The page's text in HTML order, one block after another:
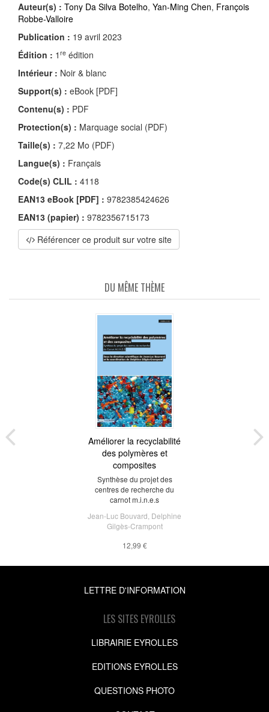
Auteur(s) : Tony Da Silva Botelho, Yan-Ming Chen, François
Robbe-Valloire
Publication : 19 avril 2023
Édition : 1 re édition
Intérieur : Noir & blanc
Support(s) : eBook [PDF]
Contenu(s) : PDF
Protection(s) : Marquage social (PDF)
Taille(s) : 7,22 Mo (PDF)
Langue(s) : Français
Code(s) CLIL : 4118
EAN13 eBook [PDF] : 9782385424626
EAN13 (papier) : 9782356715173
Référencer ce produit sur votre site
DU MÊME THÈME
Améliorer la recyclabilité
des polymères et
composites
Synthèse du projet des
centres de recherche du
carnot m.i.n.e.s
Jean-Luc Bouvard Delphine
Gilgès-Crampont
12,99 €
LETTRE D'INFORMATION
LES SITES EYROLLES
LIBRAIRIE EYROLLES
EDITIONS EYROLLES
QUESTIONS PHOTO